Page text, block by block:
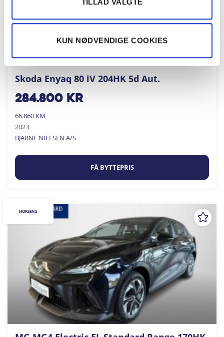
KUN NØDVENDIGE COOKIES
Skoda Enyaq 80 iV 204HK 5d Aut.
284.800kr
66.860 KM
2023
BJARNE NIELSEN A/S
FÅ BYTTEPRIS
HORSENS